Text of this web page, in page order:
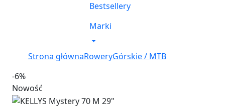
Bestsellery
Marki
Strona głównaRoweryGórskie / MTB
-6%
Nowość